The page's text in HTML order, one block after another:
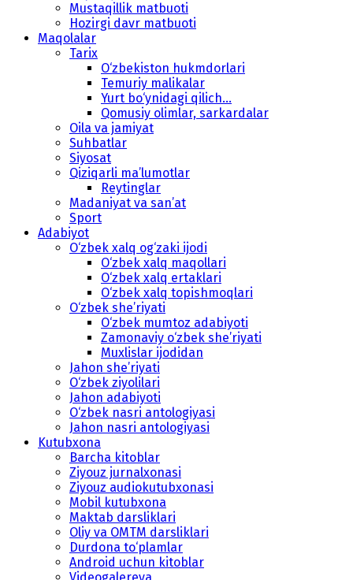
Mustaqillik matbuoti
Hozirgi davr matbuoti
Maqolalar
Tarix
O‘zbekiston hukmdorlari
Temuriy malikalar
Yurt bo‘ynidagi qilich...
Qomusiy olimlar, sarkardalar
Oila va jamiyat
Suhbatlar
Siyosat
Qiziqarli ma’lumotlar
Reytinglar
Madaniyat va san’at
Sport
Adabiyot
O‘zbek xalq og‘zaki ijodi
O‘zbek xalq maqollari
O‘zbek xalq ertaklari
O‘zbek xalq topishmoqlari
O‘zbek she’riyati
O‘zbek mumtoz adabiyoti
Zamonaviy o‘zbek she’riyati
Muxlislar ijodidan
Jahon she’riyati
O‘zbek ziyolilari
Jahon adabiyoti
O‘zbek nasri antologiyasi
Jahon nasri antologiyasi
Kutubxona
Barcha kitoblar
Ziyouz jurnalxonasi
Ziyouz audiokutubxonasi
Mobil kutubxona
Maktab darsliklari
Oliy va OMTM darsliklari
Durdona to‘plamlar
Android uchun kitoblar